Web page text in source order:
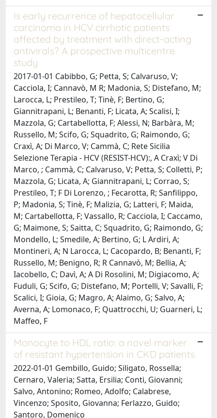
Is early recurrence of hepatocellular
carcinoma in HCV cirrhotic patients
affected by treatment with direct-acting
antivirals? A prospective multicentre
study
2017-01-01 Cabibbo, G; Petta, S; Calvaruso, V;
Cacciola, I; Cannavò, M R; Madonia, S; Distefano, M;
Larocca, L; Prestileo, T; Tinè, F; Bertino, G;
Giannitrapani, L; Benanti, F; Licata, A; Scalisi, I;
Mazzola, G; Cartabellotta, F; Alessi, N; Barbàra, M;
Russello, M; Scifo, G; Squadrito, G; Raimondo, G;
Craxì, A; Di Marco, V; Cammà, C; Rete Sicilia
Selezione Terapia - HCV (RESIST-HCV):, A Craxì; V Di
Marco, ; Cammà, C; Calvaruso, V; Petta, S; Colletti, P;
Mazzola, G; Licata, A; Giannitrapani, L; Corrao, S;
Prestileo, T; F Di Lorenzo, ; Fecarotta, R; Sanfilippo,
P; Madonia, S; Tinè, F; Malizia, G; Latteri, F; Maida,
M; Cartabellotta, F; Vassallo, R; Cacciola, I; Caccamo,
G; Maimone, S; Saitta, C; Squadrito, G; Raimondo, G;
Mondello, L; Smedile, A; Bertino, G; L Ardiri, A;
Montineri, A; N Larocca, L; Cacopardo, B; Benanti, F;
Russello, M; Benigno, R; R Cannavò, M; Bellia, A;
Iacobello, C; Davì, A; A Di Rosolini, M; Digiacomo, A;
Fuduli, G; Scifo, G; Distefano, M; Portelli, V; Savalli, F;
Scalici, I; Gioia, G; Magro, A; Alaimo, G; Salvo, A;
Averna, A; Lomonaco, F; Quattrocchi, U; Guarneri, L;
Maffeo, F
Monocyte to HDL ratio: a novel marker
of resistant hypertension in CKD patients
2022-01-01 Gembillo, Guido; Siligato, Rossella;
Cernaro, Valeria; Satta, Ersilia; Conti, Giovanni;
Salvo, Antonino; Romeo, Adolfo; Calabrese,
Vincenzo; Sposito, Giovanna; Ferlazzo, Guido;
Santoro, Domenico